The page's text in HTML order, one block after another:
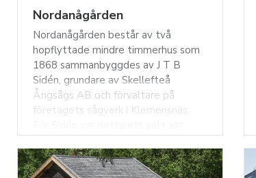
Nordanågården
Nordanågården består av två
hopflyttade mindre timmerhus som
1868 sammanbyggdes av J T B
Sidén, grundare av Skellefteå
Ångsågs AB och förvaltare på
företagets sågverk i Klemensnäs.
hus. Takvinkeln valdes särskilt för att
snön skulle rasa ner av sig själv om